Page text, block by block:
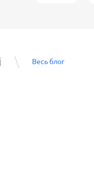
Весь блог